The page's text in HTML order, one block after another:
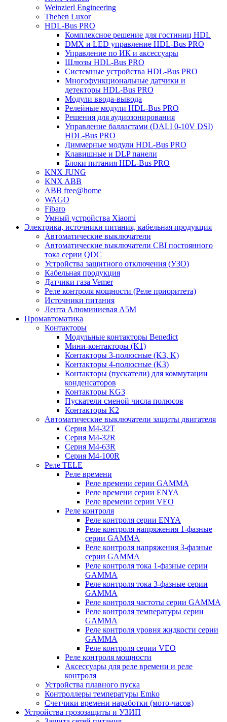
Weinzierl Engineering
Theben Luxor
HDL-Bus PRO
Комплексное решение для гостиниц HDL
DMX и LED управление HDL-Bus PRO
Управление по ИК и аксессуары
Шлюзы HDL-Bus PRO
Системные устройства HDL-Bus PRO
Многофункциональные датчики и
детекторы HDL-Bus PRO
Модули ввода-вывода
Релейные модули HDL-Bus PRO
Решения для аудиозонирования
Управление балластами (DALI 0-10V DSI)
HDL-Bus PRO
Диммерные модули HDL-Bus PRO
Клавишные и DLP панели
Блоки питания HDL-Bus PRO
KNX JUNG
KNX ABB
ABB free@home
WAGO
Fibaro
Умный устройства Xiaomi
Электрика, источники питания, кабельная продукция
Автоматические выключатели
Автоматические выключатели CBI постоянного
тока серии QDC
Устройства защитного отключения (УЗО)
Кабельная продукция
Датчики газа Vemer
Реле контроля мощности (Реле приоритета)
Источники питания
Лента Алюминиевая А5М
Промавтоматика
Контакторы
Модульные контакторы Benedict
Мини-контакторы (K1)
Контакторы 3-полюсные (K3, K)
Контакторы 4-полюсные (K3)
Контакторы (пускатели) для коммутации
конденсаторов
Контакторы KG3
Пускатели сменой числа полюсов
Контакторы K2
Автоматические выключатели защиты двигателя
Серия M4-32T
Серия M4-32R
Серия M4-63R
Серия M4-100R
Реле TELE
Реле времени
Реле времени серии GAMMA
Реле времени серии ENYA
Реле времени серии VEO
Реле контроля
Реле контроля серии ENYA
Реле контроля напряжения 1-фазные
серии GAMMA
Реле контроля напряжения 3-фазные
серии GAMMA
Реле контроля тока 1-фазные серии
GAMMA
Реле контроля тока 3-фазные серии
GAMMA
Реле контроля частоты серии GAMMA
Реле контроля температуры серии
GAMMA
Реле контроля уровня жидкости серии
GAMMA
Реле контроля серии VEO
Реле контроля мощности
Аксессуары для реле времени и реле
контроля
Устройства плавного пуска
Контроллеры температуры Emko
Счетчики времени наработки (мото-часов)
Устройства грозозащиты и УЗИП